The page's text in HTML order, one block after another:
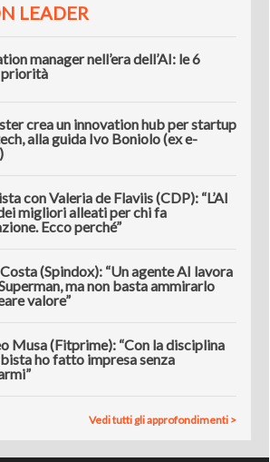
LEADER
manager nell’era dell’AI: le 6
priorità
crea un innovation hub per startup
alla guida Ivo Boniolo (ex e-
con Valeria de Flaviis (CDP): “L’AI
migliori alleati per chi fa
Ecco perché”
(Spindox): “Un agente AI lavora
ma non basta ammirarlo
valore”
Musa (Fitprime): “Con la disciplina
ho fatto impresa senza
Vedi tutti gli approfondimenti >